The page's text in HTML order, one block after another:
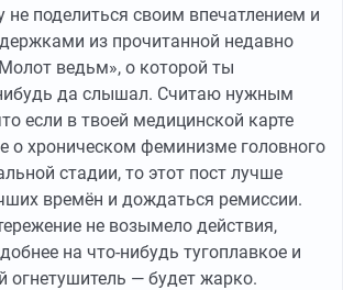
не поделиться своим впечатлением и
из прочитанной недавно
ведьм», о которой ты
да слышал. Считаю нужным
если в твоей медицинской карте
о хроническом феминизме головного
стадии, то этот пост лучше
времён и дождаться ремиссии.
не возымело действия,
на что-нибудь тугоплавкое и
огнетушитель — будет жарко.